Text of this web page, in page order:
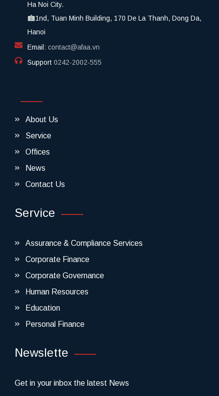
Ha Noi City.
1nd, Tuan Minh Building, 170 De La Thanh, Dong Da,
Hanoi
Email: contact@afaa.vn
Support 0242-2002-555​
About Us
Service
Offices
News
Contact Us
Service
Assurance & Compliance Services
Corporate Finance
Corporate Governance
Human Resources
Education
Personal Finance
Newslette
Get in your inbox the latest News